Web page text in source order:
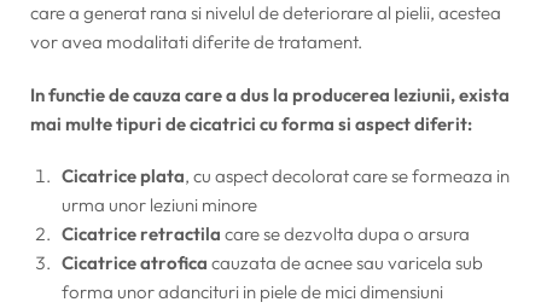
care a generat rana si nivelul de deteriorare al pielii, acestea
vor avea modalitati diferite de tratament.
In functie de cauza care a dus la producerea leziunii, exista
mai multe tipuri de cicatrici cu forma si aspect diferit:
Cicatrice plata, cu aspect decolorat care se formeaza in
urma unor leziuni minore
Cicatrice retractila care se dezvolta dupa o arsura
Cicatrice atrofica cauzata de acnee sau varicela sub
forma unor adancituri in piele de mici dimensiuni